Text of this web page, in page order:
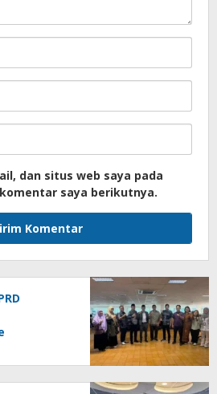
dan situs web saya pada
saya berikutnya.